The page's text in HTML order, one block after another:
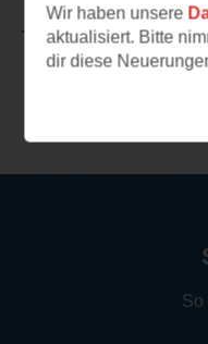
TEILEN
Wir haben unsere
aktualisiert. Bitte
dir diese
So